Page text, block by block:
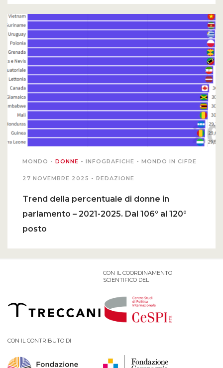
MONDO - DONNE - INFOGRAFICHE - MONDO IN CIFRE
27 NOVEMBRE 2025 - REDAZIONE
Trend della percentuale di donne in
parlamento – 2021-2025. Dal 106° al 120°
posto
CON IL COORDINAMENTO
SCIENTIFICO DEL
CON IL CONTRIBUTO DI